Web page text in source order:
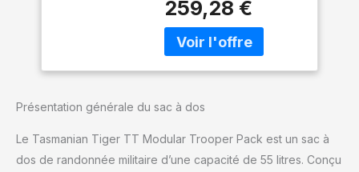
Bushcraft, trekking
(Olive)
respirant et peut être
adapté individuellement
à l'utilisateur
encore plus sûr, car le
incluant une housse de
pluie dans le
259,28 €
Présentation générale du sac à dos
Le Tasmanian Tiger TT Modular Trooper Pack est un sac à
dos de randonnée militaire d’une capacité de 55 litres. Conçu